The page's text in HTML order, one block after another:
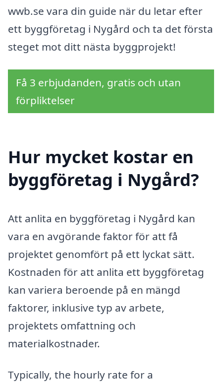
wwb.se vara din guide när du letar efter
ett byggföretag i Nygård och ta det första
steget mot ditt nästa byggprojekt!
Få 3 erbjudanden, gratis och utan
förpliktelser
Hur mycket kostar en
byggföretag i Nygård?
Att anlita en byggföretag i Nygård kan
vara en avgörande faktor för att få
projektet genomfört på ett lyckat sätt.
Kostnaden för att anlita ett byggföretag
kan variera beroende på en mängd
faktorer, inklusive typ av arbete,
projektets omfattning och
materialkostnader.
Typically, the hourly rate for a